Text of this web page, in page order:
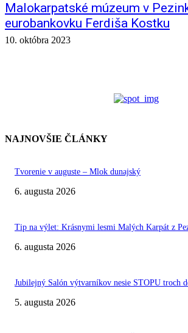
Malokarpatské múzeum v
eurobankovku Ferdiša Kostku
10. októbra 2023
NAJNOVŠIE ČLÁNKY
Tvorenie v auguste – Mlok dunajský
6. augusta 2026
Tip na výlet: Krásnymi lesmi Malých Karpát z
6. augusta 2026
Jubilejný Salón výtvarníkov nesie STOPU troch
5. augusta 2026